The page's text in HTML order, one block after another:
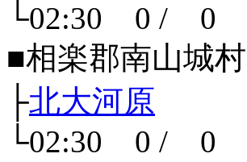
└02:30 0 / 0
■相楽郡南山城村
├北大河原
└02:30 0 / 0